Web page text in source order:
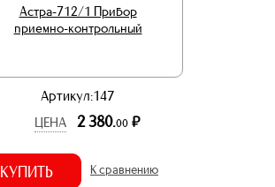
Астра-712/1 Прибор
приемно-контрольный
Артикул:147
ЦЕНА
2 380.00 р.
КУПИТЬ К сравнению